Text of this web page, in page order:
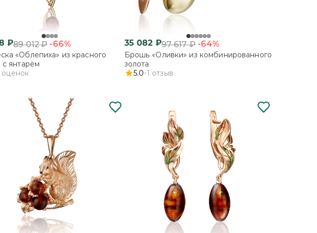
₽89 012₽ -66%
«Облепиха» из красного
с янтарём
35 082 ₽97 617₽ -64%
Брошь «Оливки» из комбинированного
золота
5.0 1 отзыв